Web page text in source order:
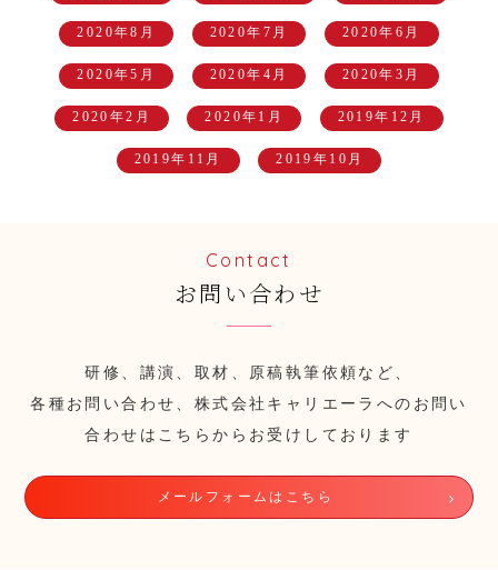
2020年8月 2020年7月 2020年6月
2020年5月 2020年4月 2020年3月
2020年2月 2020年1月 2019年12月
2019年11月 2019年10月
Contact
お問い合わせ
研修、講演、取材、原稿執筆依頼など、
各種お問い合わせ、株式会社キャリエーラへのお問い
合わせはこちらからお受けしております
メールフォームはこちら